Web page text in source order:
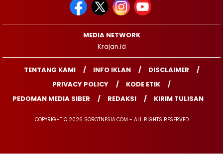
MEDIA NETWORK
Krajan.id
TENTANG KAMI INFO IKLAN
DISCLAIMER
PRIVACY POLICY
KODE ETIK
PEDOMAN MEDIA SIBER
REDAKSI KIRIM TULISAN
COPYRIGHT © 2026 SOROTNESIA.COM - ALL RIGHTS RESERVED